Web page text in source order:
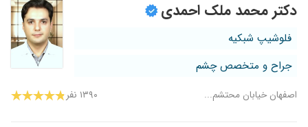
دکتر محمد ملک احمدی
فلوشیپ شبکیه
جراح و متخصص چشم
اصفهان خیابان محتشم... ۱۳۹۰ نفر